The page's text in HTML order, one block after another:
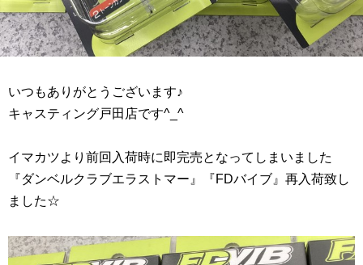
いつもありがとうございます♪
キャスティング戸田店です^_^
イマカツより前回入荷時に即完売となってしまいました
『ダンベルクラブエラストマー』『FDバイブ』再入荷致し
ました☆